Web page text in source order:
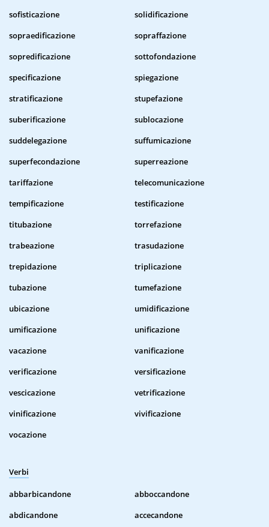
sofisticazione
solidificazione
sopraedificazione
sopraffazione
sopredificazione
sottofondazione
specificazione
spiegazione
stratificazione
stupefazione
suberificazione
sublocazione
suddelegazione
suffumicazione
superfecondazione
superreazione
tariffazione
telecomunicazione
tempificazione
testificazione
titubazione
torrefazione
trabeazione
trasudazione
trepidazione
triplicazione
tubazione
tumefazione
ubicazione
umidificazione
umificazione
unificazione
vacazione
vanificazione
verificazione
versificazione
vescicazione
vetrificazione
vinificazione
vivificazione
vocazione
Verbi
abbarbicandone
abboccandone
abdicandone
accecandone